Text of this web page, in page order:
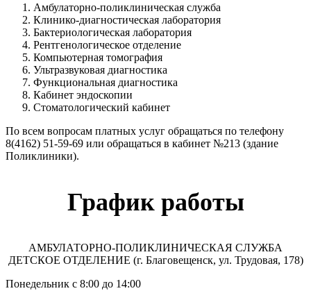
Амбулаторно-поликлиническая служба
Клинико-диагностическая лаборатория
Бактериологическая лаборатория
Рентгенологическое отделение
Компьютерная томография
Ультразвуковая диагностика
Функциональная диагностика
Кабинет эндоскопии
Стоматологический кабинет
По всем вопросам платных услуг обращаться по телефону
8(4162) 51-59-69 или обращаться в кабинет №213 (здание
Поликлиники).
График работы
АМБУЛАТОРНО-ПОЛИКЛИНИЧЕСКАЯ СЛУЖБА
ДЕТСКОЕ ОТДЕЛЕНИЕ (г. Благовещенск, ул. Трудовая, 178)
Понедельник с 8:00 до 14:00